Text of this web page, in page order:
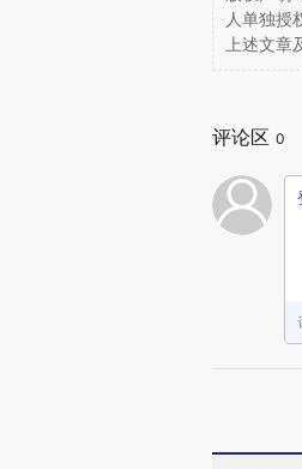
人单独授
上述文章
评论区 0